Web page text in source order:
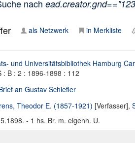
nach
als Netzwerk in Merkliste
und Universitätsbibliothek Hamburg
: B : 2 : 1896-1898 : 112
an Gustav Schiefler
Theodor E. (1857-1921) [Verfasser],
- 1 hs. Br. m. eigenh. U.